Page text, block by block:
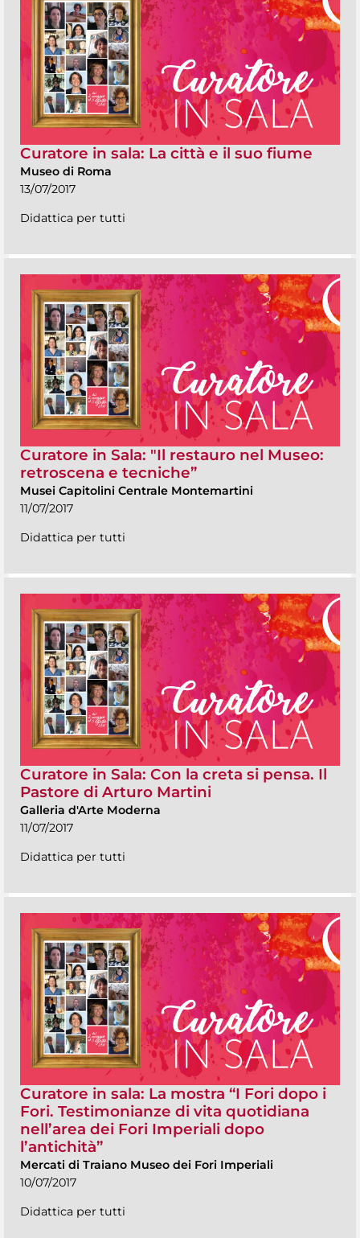
Curatore in sala: La città e il suo fiume
Museo di Roma
13/07/2017
Didattica per tutti
Curatore in Sala: "Il restauro nel Museo:
retroscena e tecniche”
Musei Capitolini Centrale Montemartini
11/07/2017
Didattica per tutti
Curatore in Sala: Con la creta si pensa. Il
Pastore di Arturo Martini
Galleria d'Arte Moderna
11/07/2017
Didattica per tutti
Curatore in sala: La mostra “I Fori dopo i
Fori. Testimonianze di vita quotidiana
nell’area dei Fori Imperiali dopo
l’antichità”
Mercati di Traiano Museo dei Fori Imperiali
10/07/2017
Didattica per tutti